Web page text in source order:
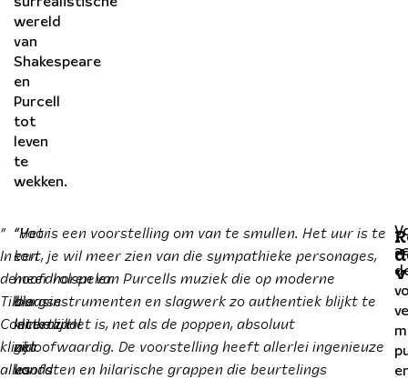
wereld
van
Shakespeare
en
Purcell
tot
leven
te
wekken.
”
In
de
Tilburgse
Concertzaal
klinkt
alles
“Voor
een
hoofdrolspeler
die
letterlijk
zijn
hoofd
“Het is een voorstelling om van te smullen. Het uur is te
kort, je wil meer zien van die sympathieke personages,
meer horen van Purcells muziek die op moderne
blaasinstrumenten en slagwerk zo authentiek blijkt te
klinken. Het is, net als de poppen, absoluut
geloofwaardig. De voorstelling heeft allerlei ingenieuze
vondsten en hilarische grappen die beurtelings